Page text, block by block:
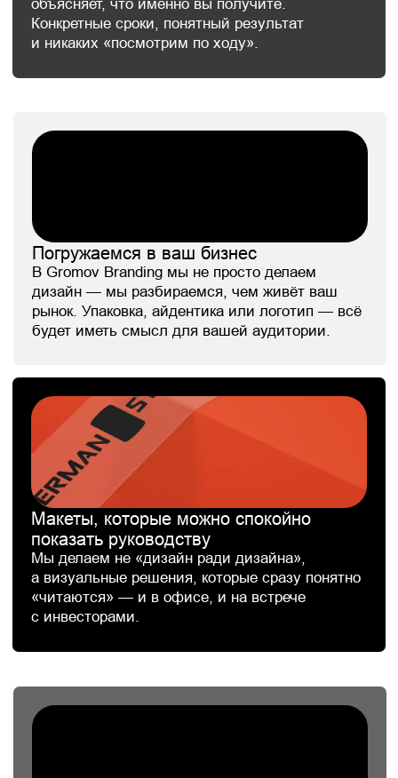
Проекты государственной
важности: брендинг
и дизайн для госкомпаний